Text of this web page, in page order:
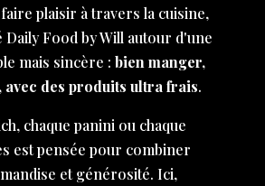
plaisir à travers la cuisine,
Daily Food by Will autour d'une
mais sincère : bien manger,
avec des produits ultra frais.
chaque panini ou chaque
est pensée pour combiner
et générosité. Ici,